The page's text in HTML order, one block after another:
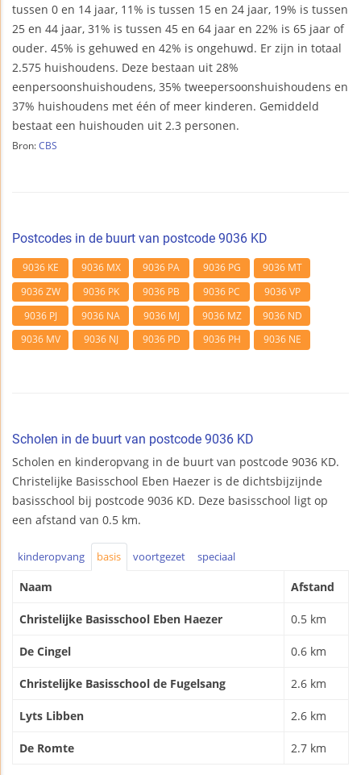
tussen 0 en 14 jaar, 11% is tussen 15 en 24 jaar, 19% is tussen
25 en 44 jaar, 31% is tussen 45 en 64 jaar en 22% is 65 jaar of
ouder. 45% is gehuwed en 42% is ongehuwd. Er zijn in totaal
2.575 huishoudens. Deze bestaan uit 28%
eenpersoonshuishoudens, 35% tweepersoonshuishoudens en
37% huishoudens met één of meer kinderen. Gemiddeld
bestaat een huishouden uit 2.3 personen.
Bron: CBS
Postcodes in de buurt van postcode 9036 KD
9036 KE 9036 MX 9036 PA 9036 PG
9036 MT
9036 ZW
9036 PK 9036 PB 9036 PC
9036 VP
9036 PJ
9036 NA 9036 MJ 9036 MZ
9036 ND
9036 MV
9036 NJ 9036 PD 9036 PH 9036 NE
Scholen in de buurt van postcode 9036 KD
Scholen en kinderopvang in de buurt van postcode 9036 KD.
Christelijke Basisschool Eben Haezer is de dichtsbijzijnde
basisschool bij postcode 9036 KD. Deze basisschool ligt op
een afstand van 0.5 km.
kinderopvang basis voortgezet speciaal
Naam Afstand
Christelijke Basisschool Eben Haezer 0.5 km
De Cingel 0.6 km
Christelijke Basisschool de Fugelsang 2.6 km
Lyts Libben 2.6 km
De Romte 2.7 km